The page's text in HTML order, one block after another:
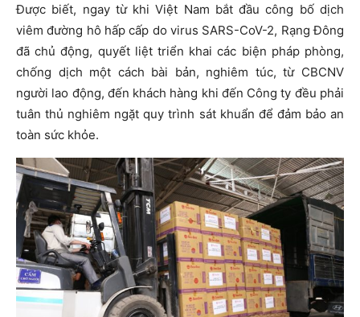
Được biết, ngay từ khi Việt Nam bắt đầu công bố dịch
viêm đường hô hấp cấp do virus SARS-CoV-2, Rạng Đông
đã chủ động, quyết liệt triển khai các biện pháp phòng,
chống dịch một cách bài bản, nghiêm túc, từ CBCNV
người lao động, đến khách hàng khi đến Công ty đều phải
tuân thủ nghiêm ngặt quy trình sát khuẩn để đảm bảo an
toàn sức khỏe.